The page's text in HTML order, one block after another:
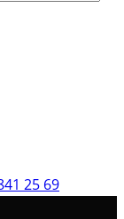
25 69